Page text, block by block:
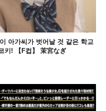
아가씨가 벗어날 것 같은 학교
키! 【F컵】 茉宮なぎ